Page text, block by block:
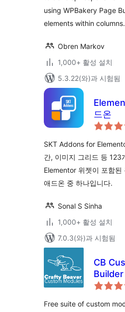
using WPBakery Page
elements within columns.
Obren Markov
1,000+ 활성 설치
5.3.22(와)과 시험됨
드온
SKT Addons for
간, 이미지 그리드 등 123
Elementor 위젯이 포함된
애드온 중 하나입니다.
Sonal S Sinha
1,000+ 활성 설치
7.0.3(와)과 시험됨
CB
Free suite of custom